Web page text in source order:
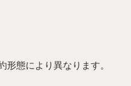
態により異なります。